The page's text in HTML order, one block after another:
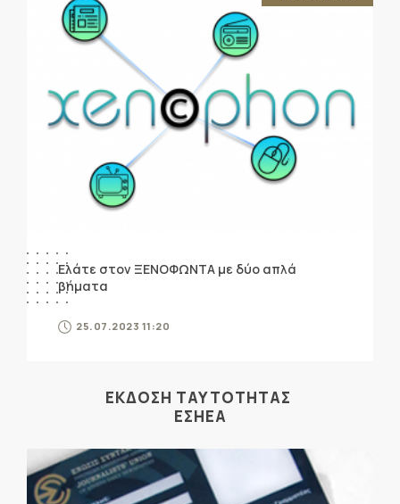
Ελάτε στον ΞΕΝΟΦΩΝΤΑ με δύο απλά
βήματα
25.07.2023 11:20
ΕΚΔΟΣΗ ΤΑΥΤΟΤΗΤΑΣ
ΕΣΗΕΑ